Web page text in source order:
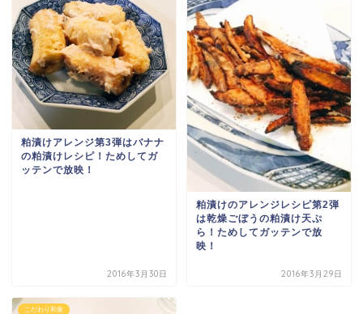
粕漬けアレンジ第3弾はバナナ
の粕漬けレシピ！ためしてガ
ッテンで放映！
2016年3月30日
粕漬けのアレンジレシピ第2弾
は乾燥ごぼうの粕漬け天ぷ
ら！ためしてガッテンで放
映！
2016年3月29日
こだわり和食